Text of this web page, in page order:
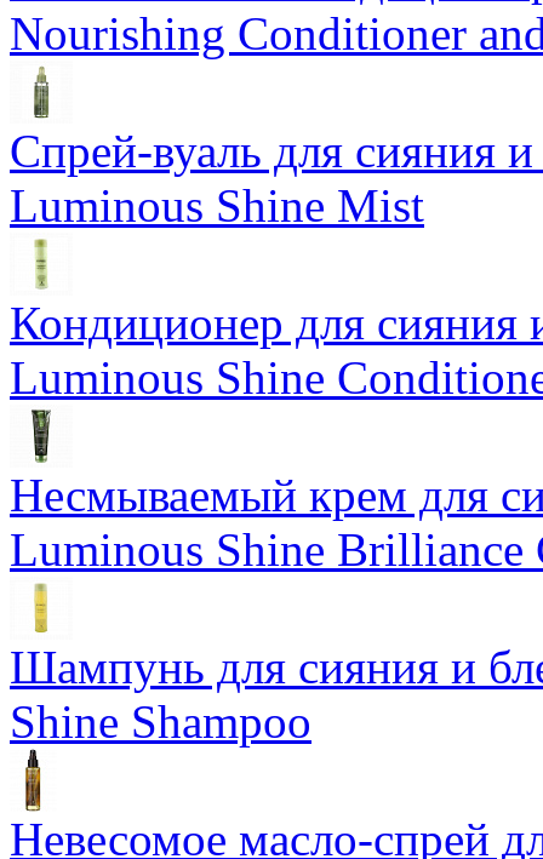
Nourishing Conditioner
Спрей-вуаль для сияния
Luminous Shine Mist
Кондиционер для сияния
Luminous Shine
Несмываемый крем для
Luminous Shine Brilliance
Шампунь для сияния и
Shine Shampoo
Невесомое масло-спрей